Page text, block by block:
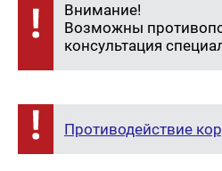
Внимание!
Возможны
консультация
Противодействие